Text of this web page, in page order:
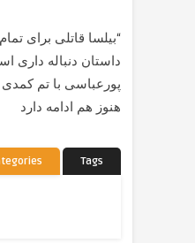
“بیلسا قاتلی برای
داستان دنباله داری
پورعباسی با تم
هنوز هم ادامه دارد
Tags